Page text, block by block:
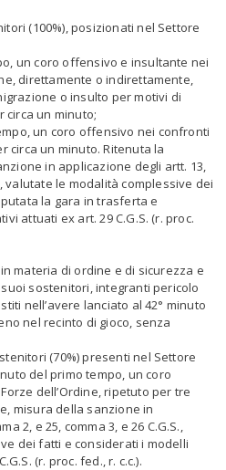
(100%), posizionati nel Settore
un coro offensivo e insultante nei
direttamente o indirettamente,
o insulto per motivi di
un minuto;
un coro offensivo nei confronti
circa un minuto. Ritenuta la
in applicazione degli artt. 13,
valutate le modalità complessive dei
la gara in trasferta e
attuati ex art. 29 C.G.S. (r. proc.
materia di ordine e di sicurezza e
sostenitori, integranti pericolo
nell’avere lanciato al 42° minuto
nel recinto di gioco, senza
(70%) presenti nel Settore
del primo tempo, un coro
dell’Ordine, ripetuto per tre
misura della sanzione in
2, e 25, comma 3, e 26 C.G.S.,
dei fatti e considerati i modelli
(r. proc. fed., r. c.c.).